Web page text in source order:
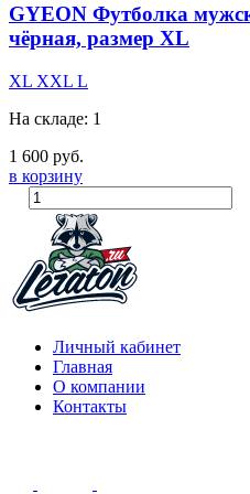
GYEON Футболка
чёрная, размер XL
XL XXL L
На складе: 1
1 600 руб.
в корзину
Личный кабинет
Главная
О компании
Контакты